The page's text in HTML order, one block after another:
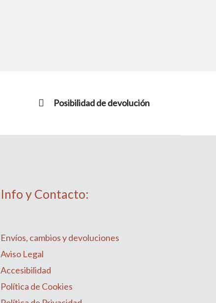
Posibilidad de devolución
Info y Contacto:
Envíos, cambios y devoluciones
Aviso Legal
Accesibilidad
Política de Cookies